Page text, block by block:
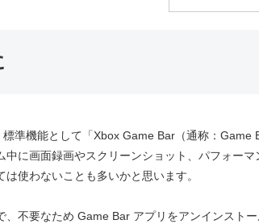
準機能として「Xbox Game Bar（通称：Game
中に画面録画やスクリーンショット、パフォー
は使わないことも多いかと思います。
、不要なため Game Bar アプリをアンインストー